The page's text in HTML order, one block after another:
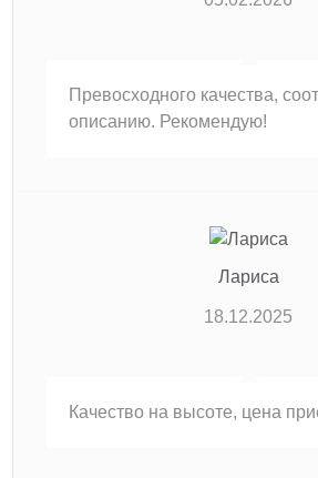
Превосходного качества,
описанию. Рекомендую!
Лариса
18.12.2025
Качество на высоте, цена